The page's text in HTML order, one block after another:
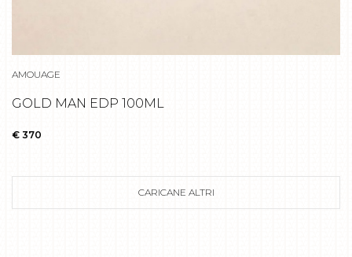
AMOUAGE
GOLD MAN EDP 100ML
€ 370
CARICANE ALTRI